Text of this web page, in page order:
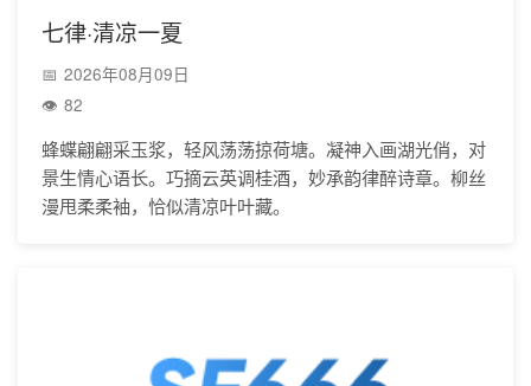
七律·清凉一夏
2026年08月09日
82
蜂蝶翩翩采玉浆，轻风荡荡掠荷塘。凝神入画湖光俏，对
景生情心语长。巧摘云英调桂酒，妙承韵律醉诗章。柳丝
漫甩柔柔袖，恰似清凉叶叶藏。